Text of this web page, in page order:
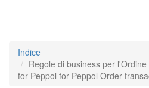
Indice
Regole di business per
for Peppol for Peppol Order